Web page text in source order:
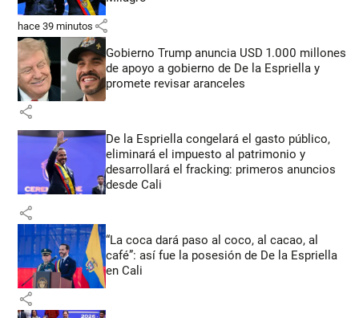
hace 39 minutos share
Gobierno Trump anuncia USD 1.000 millones
de apoyo a gobierno de De la Espriella y
promete revisar aranceles
share
De la Espriella congelará el gasto público,
eliminará el impuesto al patrimonio y
desarrollará el fracking: primeros anuncios
desde Cali
share
“La coca dará paso al coco, al cacao, al
café”: así fue la posesión de De la Espriella
en Cali
share